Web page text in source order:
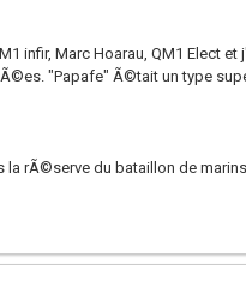
infir, Marc Hoarau, QM1 Elect et
"Papafe" Ã©tait un type
la rÃ©serve du bataillon de